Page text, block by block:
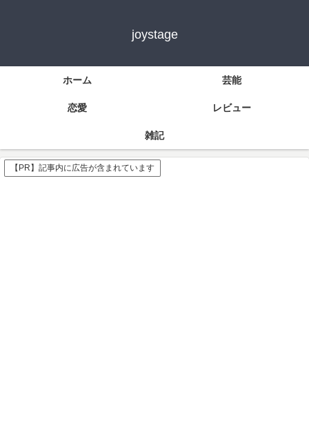
joystage
ホーム 芸能
恋愛 レビュー
雑記
【PR】記事内に広告が含まれています